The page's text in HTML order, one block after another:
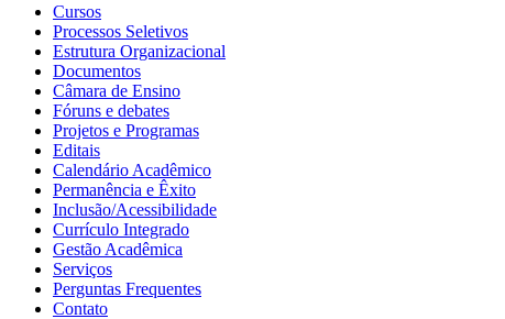
Cursos
Processos Seletivos
Estrutura Organizacional
Documentos
Câmara de Ensino
Fóruns e debates
Projetos e Programas
Editais
Calendário Acadêmico
Permanência e Êxito
Inclusão/Acessibilidade
Currículo Integrado
Gestão Acadêmica
Serviços
Perguntas Frequentes
Contato